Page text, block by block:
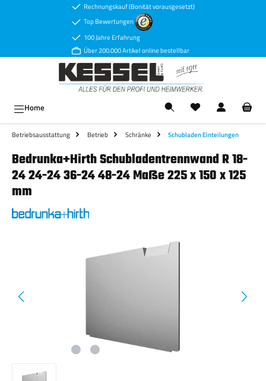
Zum Hauptinhalt springenRechnungskauf (Bonität vorausgesetzt)
Top Bewertungen
100 Jahre Erfahrung
Über 200.000 Artikel online bestellbar
Home
Betriebsausstattung Betrieb Schränke Schubladen Einteilungen
Bedrunka+Hirth Schubladentrennwand R 18-
24 24-24 36-24 48-24 Maße 225 x 150 x 125
mm